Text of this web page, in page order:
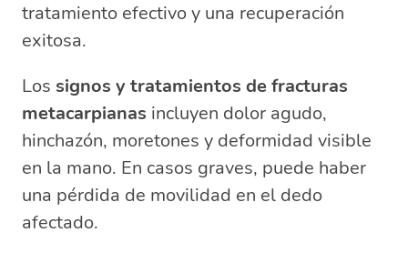
tratamiento efectivo y una recuperación
exitosa.
Los signos y tratamientos de fracturas
metacarpianas incluyen dolor agudo,
hinchazón, moretones y deformidad visible
en la mano. En casos graves, puede haber
una pérdida de movilidad en el dedo
afectado.